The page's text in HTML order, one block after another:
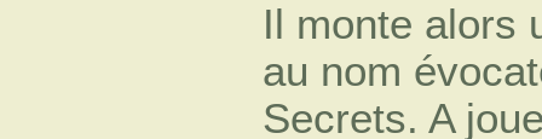
Il monte alors
au nom
Secrets. A